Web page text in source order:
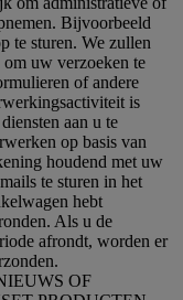
Bijvoorbeeld
te sturen. We zullen
uw verzoeken te
of andere
is
aan u te
op basis van
houdend met uw
te sturen in het
hebt
Als u de
afrondt, worden er
OF